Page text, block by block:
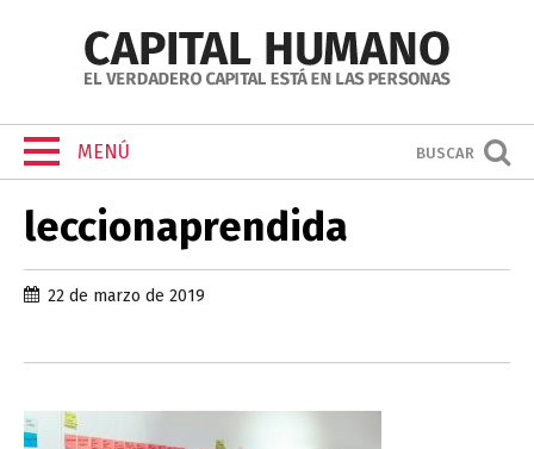
MENÚ BUSCAR
leccionaprendida
22 de marzo de 2019